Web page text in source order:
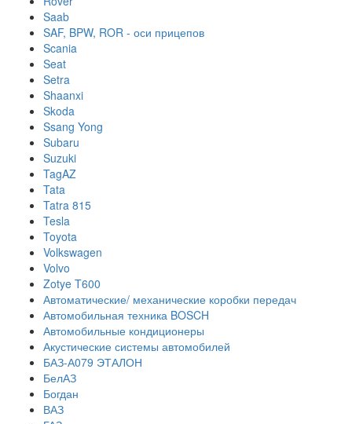
Saab
SAF, BPW, ROR - оси прицепов
Scania
Seat
Setra
Shaanxi
Skoda
Ssang Yong
Subaru
Suzuki
TagAZ
Tata
Tatra 815
Tesla
Toyota
Volkswagen
Volvo
Zotye T600
Автоматические/ механические коробки передач
Автомобильная техника BOSCH
Автомобильные кондиционеры
Акустические системы автомобилей
БАЗ-А079 ЭТАЛОН
БелАЗ
Богдан
ВАЗ